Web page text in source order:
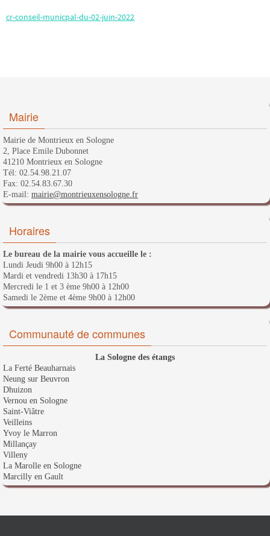
cr-conseil-municpal-du-02-juin-2022
Mairie
Mairie de Montrieux en Sologne
2, Place Emile Dubonnet
41210 Montrieux en Sologne
Tél: 02.54.98.21.07
Fax: 02.54.83.67.30
E-mail: mairie@montrieuxensologne.fr
Horaires
Le bureau de la mairie vous accueille le :
Lundi Jeudi 9h00 à 12h15
Mardi et vendredi 13h30 à 17h15
Mercredi le 1 et 3 ème 9h00 à 12h00
Samedi le 2ème et 4ème 9h00 à 12h00
Communauté de communes
La Sologne des étangs
La Ferté Beauharnais
Neung sur Beuvron
Dhuizon
Vernou en Sologne
Saint-Viâtre
Veilleins
Yvoy le Marron
Millançay
Villeny
La Marolle en Sologne
Marcilly en Gault